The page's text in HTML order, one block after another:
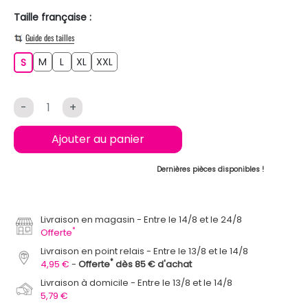
Taille française :
Guide des tailles
SS M L XL XXL
- +
Ajouter au panier
Dernières pièces disponibles !
Livraison en magasin
Entre le 14/8 et le 24/8
Offerte*
Livraison en point relais
Entre le 13/8 et le 14/8
4,95 €
Offerte* dès 85 € d'achat
Livraison à domicile
Entre le 13/8 et le 14/8
5,79 €